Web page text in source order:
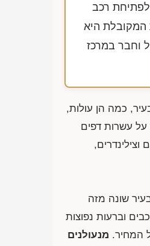
לפתיחת רכב
המקובלת היא
וחבר במרכז
כמה הן עולות,
על עשרות דפים
ולכן מאגר הדלתות בעיר שונה מזה
וברעות נפוצות
המחיר. מנעולנים